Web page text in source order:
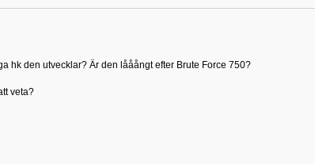
hk den utvecklar? Är den lååångt efter Brute Force 750?
veta?